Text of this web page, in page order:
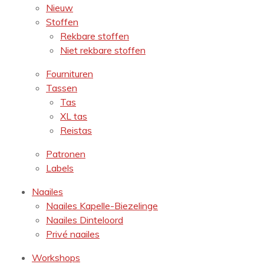
Nieuw
Stoffen
Rekbare stoffen
Niet rekbare stoffen
Fournituren
Tassen
Tas
XL tas
Reistas
Patronen
Labels
Naailes
Naailes Kapelle-Biezelinge
Naailes Dinteloord
Privé naailes
Workshops